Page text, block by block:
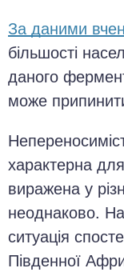
За даними
більшості
даного
може
характерна
виражена у
неоднаково.
ситуація
Південної